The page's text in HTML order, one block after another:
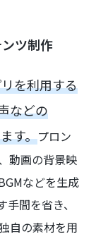
ツ制作
を利用する
などの
す。プロン
動画の背景映
などを生成
間を省き、
自の素材を用